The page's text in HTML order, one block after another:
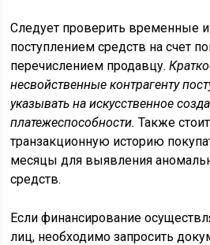
Следует проверить временные
поступлением средств на счет
перечислением продавцу.
несвойственные контрагенту
указывать на искусственное
платежеспособности. Также
транзакционную историю
месяцы для выявления
средств.
Если финансирование
лиц, необходимо запросить